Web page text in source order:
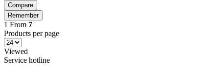
Compare
Remember
1 From 7
Products per page
Viewed
Service hotline